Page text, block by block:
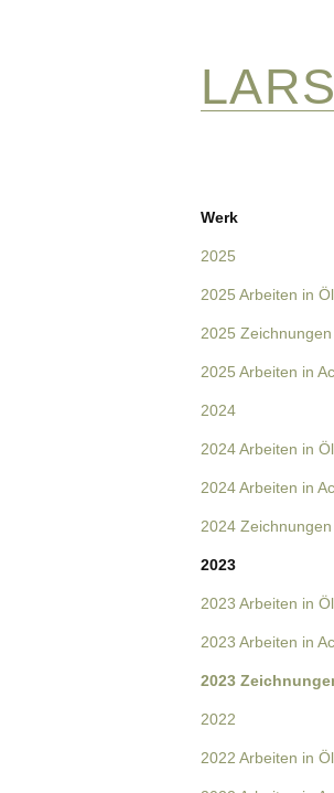
Navigation
Werk
2025
2025 Arbeiten in Öl
2025
2025 Arbeiten in
2024
2024 Arbeiten in Öl
2024 Arbeiten in
2024
2023
2023 Arbeiten in Öl
2023 Arbeiten in
2023
2022
2022 Arbeiten in Öl